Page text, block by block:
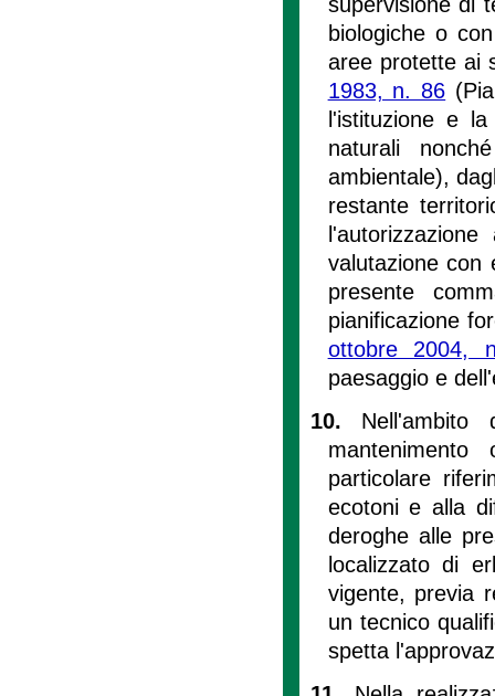
biologiche o
aree protette ai
1983, n. 86
l'istituzione e
naturali
ambientale),
restante
valutazione con
presente
pianificazione
ottobre 2004,
paesaggio e
10.
particolare
ecotoni e alla
deroghe alle
localizzato di
vigente, previa
un tecnico
spetta